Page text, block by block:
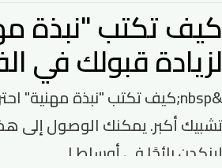
كيف تكتب "نبذة
لزيادة قبولك في
لينكدن رائجًا في أوساط ا...